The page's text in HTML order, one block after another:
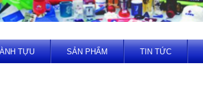
TỰU SẢN PHẨM TIN TỨC